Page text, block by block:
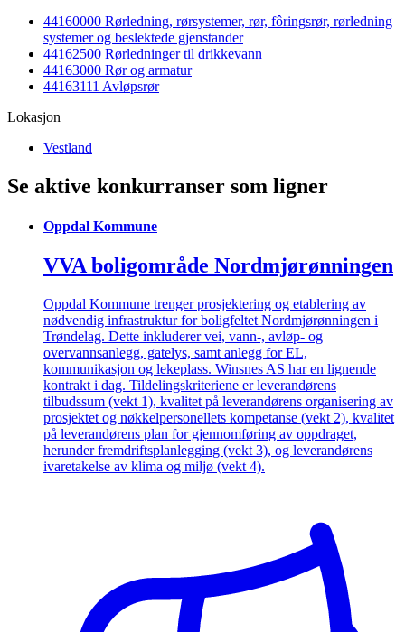
44160000 Rørledning, rørsystemer, rør, fôringsrør, rørledning
systemer og beslektede gjenstander
44162500 Rørledninger til drikkevann
44163000 Rør og armatur
44163111 Avløpsrør
Lokasjon
Vestland
Se aktive konkurranser som ligner
Oppdal Kommune
VVA boligområde Nordmjørønningen
Oppdal Kommune trenger prosjektering og etablering av
nødvendig infrastruktur for boligfeltet Nordmjørønningen i
Trøndelag. Dette inkluderer vei, vann-, avløp- og
overvannsanlegg, gatelys, samt anlegg for EL,
kommunikasjon og lekeplass. Winsnes AS har en lignende
kontrakt i dag. Tildelingskriteriene er leverandørens
tilbudssum (vekt 1), kvalitet på leverandørens organisering av
prosjektet og nøkkelpersonellets kompetanse (vekt 2), kvalitet
på leverandørens plan for gjennomføring av oppdraget,
herunder fremdriftsplanlegging (vekt 3), og leverandørens
ivaretakelse av klima og miljø (vekt 4).